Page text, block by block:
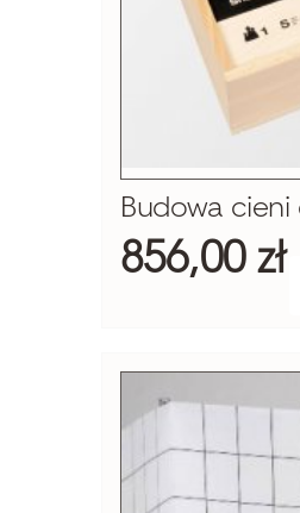
Budowa cieni
856,00 zł